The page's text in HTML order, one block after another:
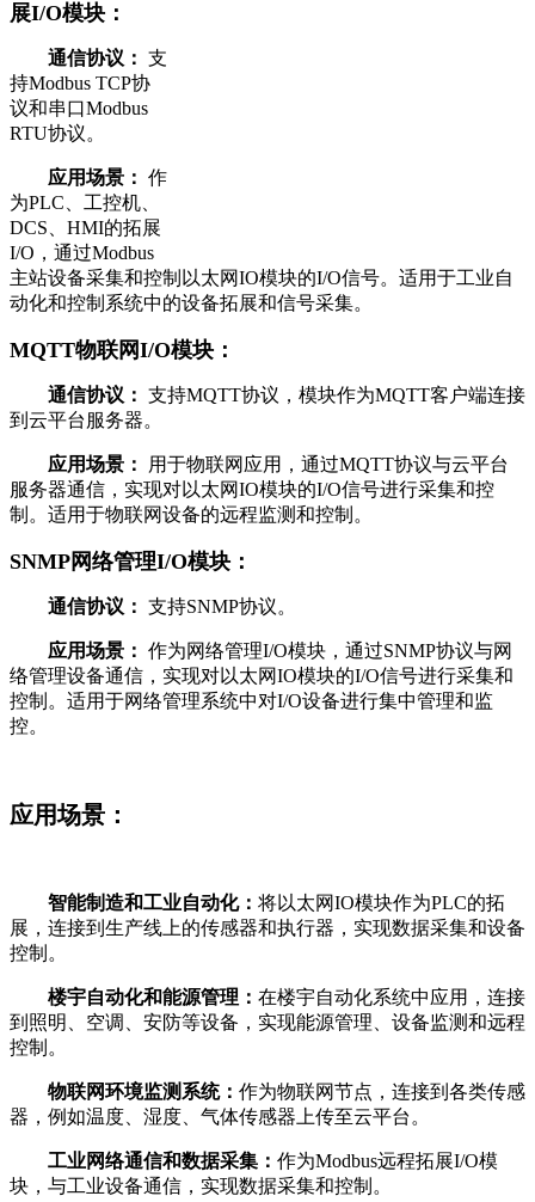
展I/O模块：
通信协议： 支
持Modbus TCP协
议和串口Modbus
RTU协议。
应用场景： 作
为PLC、工控机、
DCS、HMI的拓展
I/O，通过Modbus
主站设备采集和控制以太网IO模块的I/O信号。适用于工业自
动化和控制系统中的设备拓展和信号采集。
MQTT物联网I/O模块：
通信协议： 支持MQTT协议，模块作为MQTT客户端连接
到云平台服务器。
应用场景：
用于物联网应用，通过MQTT协议与云平台
服务器通信，实现对以太网IO模块的I/O信号进行采集和控
制。适用于物联网设备的远程监测和控制。
SNMP网络管理I/O模块：
通信协议： 支持SNMP协议。
应用场景： 作为网络管理I/O模块，通过SNMP协议与网
络管理设备通信，实现对以太网IO模块的I/O信号进行采集和
控制。适用于网络管理系统中对I/O设备进行集中管理和监
控。
应用场景：
智能制造和工业自动化： 将以太网IO模块作为PLC的拓
展，连接到生产线上的传感器和执行器，实现数据采集和设备
控制。
楼宇自动化和能源管理： 在楼宇自动化系统中应用，连接
到照明、空调、安防等设备，实现能源管理、设备监测和远程
控制。
物联网环境监测系统： 作为物联网节点，连接到各类传感
器，例如温度、湿度、气体传感器上传至云平台。
工业网络通信和数据采集： 作为Modbus远程拓展I/O模
块，与工业设备通信，实现数据采集和控制。